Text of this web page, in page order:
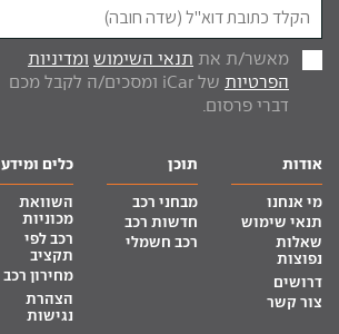
מאשר/ת את תנאי השימוש ומדיניות
הפרטיות
של iCar ומסכים/ה לקבל מכם
דברי פרסום.
אודות
מי אנחנו
תנאי שימוש
שאלות
נפוצות
דרושים
צור קשר
תוכן
מבחני רכב
חדשות רכב
רכב חשמלי
כלים ומידע
השוואת
מכוניות
רכב לפי
תקציב
מחירון רכב
הצהרת
נגישות